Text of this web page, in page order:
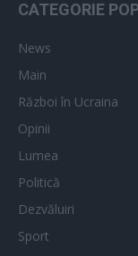
CATEGORIE
News
Main
Război în Ucraina
Opinii
Lumea
Politică
Dezvăluiri
Sport